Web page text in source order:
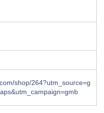
shop/264?utm_source=g